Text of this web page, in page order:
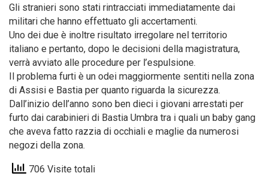
Gli stranieri sono stati rintracciati immediatamente dai
militari che hanno effettuato gli accertamenti.
Uno dei due è inoltre risultato irregolare nel territorio
italiano e pertanto, dopo le decisioni della magistratura,
verrà avviato alle procedure per l’espulsione.
Il problema furti è un odei maggiormente sentiti nella zona
di Assisi e Bastia per quanto riguarda la sicurezza.
Dall’inizio dell’anno sono ben dieci i giovani arrestati per
furto dai carabinieri di Bastia Umbra tra i quali un baby gang
che aveva fatto razzia di occhiali e maglie da numerosi
negozi della zona.
706 Visite totali